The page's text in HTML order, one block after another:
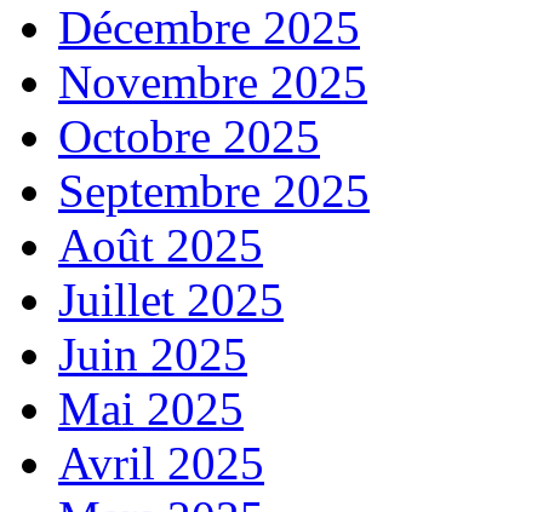
Décembre 2025
Novembre 2025
Octobre 2025
Septembre 2025
Août 2025
Juillet 2025
Juin 2025
Mai 2025
Avril 2025